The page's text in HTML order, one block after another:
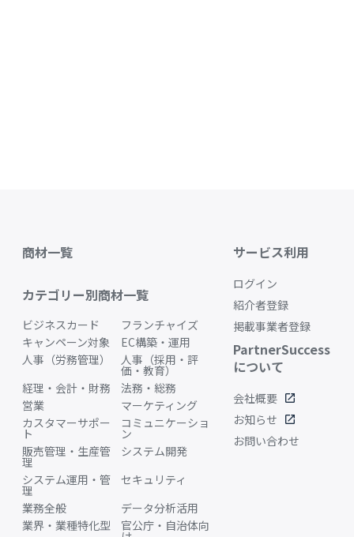
商材一覧
カテゴリー別商材一覧
ビジネスカード
フランチャイズ
キャンペーン対象
EC構築・運用
人事（労務管理）
人事（採用・評
価・教育）
経理・会計・財務
法務・総務
営業
マーケティング
カスタマーサポー
ト
コミュニケーショ
ン
販売管理・生産管
理
システム開発
システム運用・管
理
セキュリティ
業務全般
データ分析活用
業界・業種特化型
官公庁・自治体向
サービス利用
ログイン
紹介者登録
掲載事業者登録
PartnerSuccess
について
会社概要 open_in_new
お知らせ open_in_new
お問い合わせ